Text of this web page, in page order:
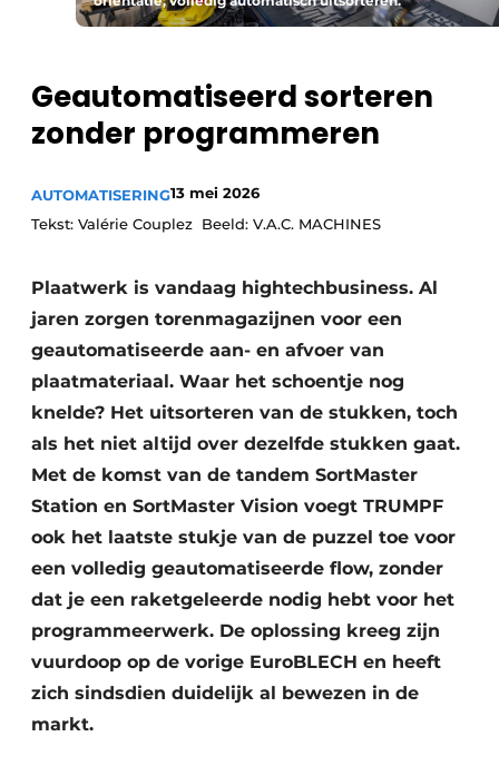
Podcasts
Vacature aanmelden
Vacatures
Geautomatiseerd sorteren
zonder programmeren
AUTOMATISERING13 mei 2026
Tekst: Valérie Couplez Beeld: V.A.C. MACHINES
Plaatwerk is vandaag hightechbusiness. Al
jaren zorgen torenmagazijnen voor een
geautomatiseerde aan- en afvoer van
plaatmateriaal. Waar het schoentje nog
knelde? Het uitsorteren van de stukken, toch
als het niet altijd over dezelfde stukken gaat.
Met de komst van de tandem SortMaster
Station en SortMaster Vision voegt TRUMPF
ook het laatste stukje van de puzzel toe voor
een volledig geautomatiseerde flow, zonder
dat je een raketgeleerde nodig hebt voor het
programmeerwerk. De oplossing kreeg zijn
vuurdoop op de vorige EuroBLECH en heeft
zich sindsdien duidelijk al bewezen in de
markt.